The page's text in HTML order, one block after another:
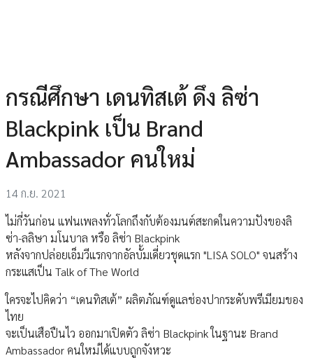
กรณีศึกษา เดนทิสเต้ ดึง ลิซ่า
Blackpink เป็น Brand
Ambassador คนใหม่
14 ก.ย. 2021
ไม่กี่วันก่อน แฟนเพลงทั่วโลกถึงกับต้องมนต์สะกดในความปังของลิ
ซ่า-ลลิษา มโนบาล หรือ ลิซ่า Blackpink
หลังจากปล่อยเอ็มวีแรกจากอัลบั้มเดี่ยวชุดแรก "LISA SOLO" จนสร้าง
กระแสเป็น Talk of The World
ใครจะไปคิดว่า “เดนทิสเต้” ผลิตภัณฑ์ดูแลช่องปากระดับพรีเมียมของ
ไทย
จะเป็นเสือปืนไว ออกมาเปิดตัว ลิซ่า Blackpink ในฐานะ Brand
Ambassador คนใหม่ได้แบบถูกจังหวะ